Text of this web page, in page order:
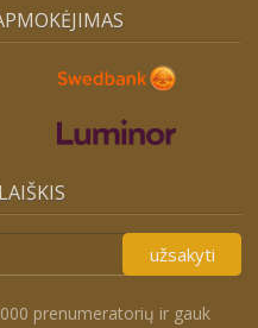
užsakyti
prenumeratorių ir gauk